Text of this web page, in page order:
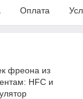
Оплата
фреона из
HFC и